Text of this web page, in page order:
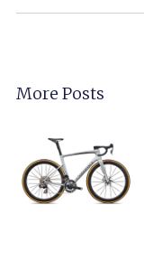
More Posts